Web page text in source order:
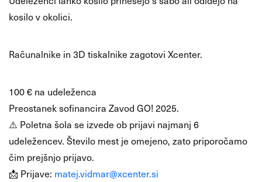
kosilo v okolici.
Računalnike in 3D tiskalnike zagotovi Xcenter.
100 € na udeleženca
Preostanek sofinancira Zavod GO! 2025.
⚠️ Poletna šola se izvede ob prijavi najmanj 6
udeležencev. Število mest je omejeno, zato priporočamo
čim prejšnjo prijavo.
📩 Prijave: matej.vidmar@xcenter.si